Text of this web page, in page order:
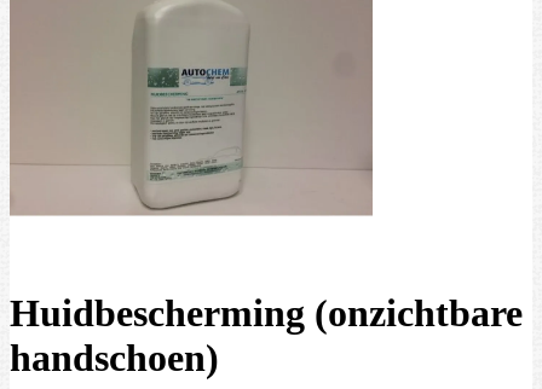
Huidbescherming (onzichtbare
handschoen)